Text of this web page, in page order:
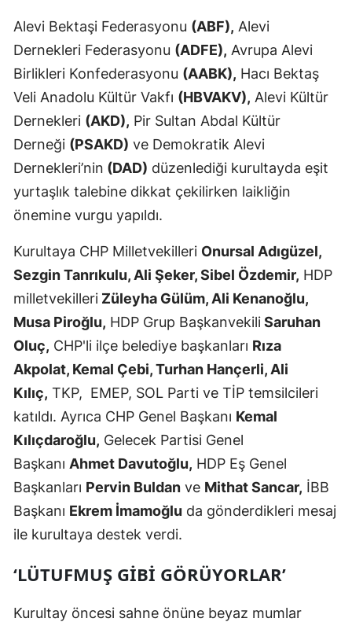
Alevi Bektaşi Federasyonu (ABF), Alevi
Dernekleri Federasyonu (ADFE), Avrupa Alevi
Birlikleri Konfederasyonu (AABK), Hacı Bektaş
Veli Anadolu Kültür Vakfı (HBVAKV), Alevi Kültür
Dernekleri (AKD), Pir Sultan Abdal Kültür
Derneği (PSAKD) ve Demokratik Alevi
Dernekleri’nin (DAD) düzenlediği kurultayda eşit
yurtaşlık talebine dikkat çekilirken laikliğin
önemine vurgu yapıldı.
Kurultaya CHP Milletvekilleri Onursal Adıgüzel,
Sezgin Tanrıkulu, Ali Şeker, Sibel Özdemir, HDP
milletvekilleri Züleyha Gülüm, Ali Kenanoğlu,
Musa Piroğlu, HDP Grup BaşkanvekiliSaruhan
Oluç, CHP'li ilçe belediye başkanları Rıza
Akpolat, Kemal Çebi, Turhan Hançerli, Ali
Kılıç, TKP, EMEP, SOL Parti ve TİP temsilcileri
katıldı. Ayrıca CHP Genel Başkanı Kemal
Kılıçdaroğlu, Gelecek Partisi Genel
Başkanı Ahmet Davutoğlu, HDP Eş Genel
Başkanları Pervin Buldan ve Mithat Sancar, İBB
Başkanı Ekrem İmamoğlu da gönderdikleri mesaj
ile kurultaya destek verdi.
‘LÜTUFMUŞ GİBİ GÖRÜYORLAR’
Kurultay öncesi sahne önüne beyaz mumlar